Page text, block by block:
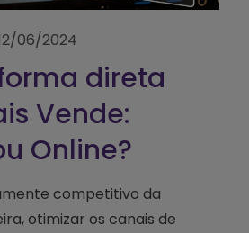
06/2024
direta
Vende:
Online?
competitivo da
otimizar os canais de